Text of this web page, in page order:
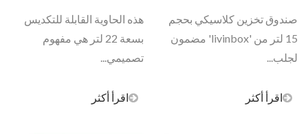
صندوق تخزين كلاسيكي بحجم
15 لتر من 'livinbox' مضمون
لجلب...
اقرأ أكثر
هذه الحاوية القابلة للتكديس
بسعة 22 لتر هي مفهوم
تصميمي...
اقرأ أكثر